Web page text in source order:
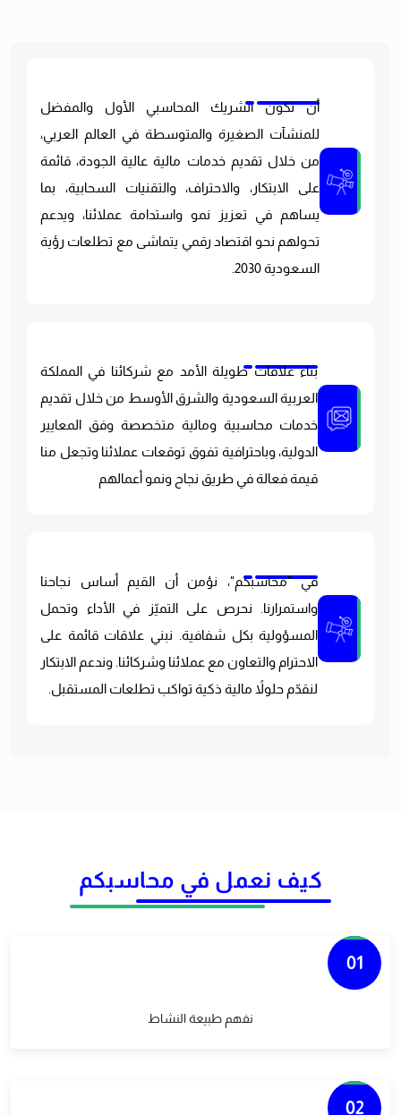
أن نكون الشريك المحاسبي الأول والمفضل
للمنشآت الصغيرة والمتوسطة في العالم العربي،
من خلال تقديم خدمات مالية عالية الجودة، قائمة
على الابتكار، والاحتراف، والتقنيات السحابية، بما
يساهم في تعزيز نمو واستدامة عملائنا، ويدعم
تحولهم نحو اقتصاد رقمي يتماشى مع تطلعات رؤية
السعودية 2030.
بناء علاقات طويلة الأمد مع شركائنا في المملكة
العربية السعودية والشرق الأوسط من خلال تقديم
خدمات محاسبية ومالية متخصصة وفق المعايير
الدولية، وباحترافية تفوق توقعات عملائنا وتجعل منا
قيمة فعالة في طريق نجاح ونمو أعمالهم
في "محاسبكم"، نؤمن أن القيم أساس نجاحنا
واستمرارنا. نحرص على التميّز في الأداء وتحمل
المسؤولية بكل شفافية. نبني علاقات قائمة على
الاحترام والتعاون مع عملائنا وشركائنا. وندعم الابتكار
لنقدّم حلولاً مالية ذكية تواكب تطلعات المستقبل.
كيف نعمل في محاسبكم
01
نفهم طبيعة النشاط
02